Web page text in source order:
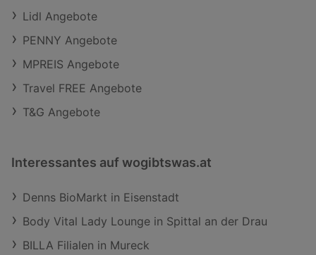
Lidl Angebote
PENNY Angebote
MPREIS Angebote
Travel FREE Angebote
T&G Angebote
Interessantes auf wogibtswas.at
Denns BioMarkt in Eisenstadt
Body Vital Lady Lounge in Spittal an der Drau
BILLA Filialen in Mureck